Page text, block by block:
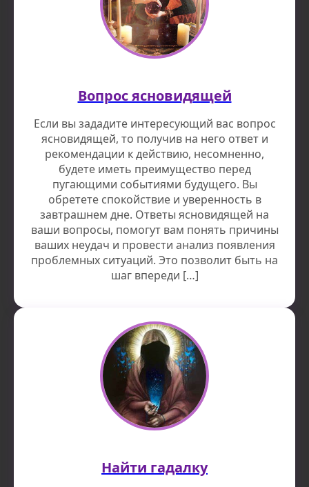
Вопрос ясновидящей
Если вы зададите интересующий вас вопрос
ясновидящей, то получив на него ответ и
рекомендации к действию, несомненно,
будете иметь преимущество перед
пугающими событиями будущего. Вы
обретете спокойствие и уверенность в
завтрашнем дне. Ответы ясновидящей на
ваши вопросы, помогут вам понять причины
ваших неудач и провести анализ появления
проблемных ситуаций. Это позволит быть на
шаг впереди […]
Найти гадалку